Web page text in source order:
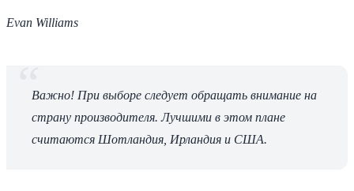
Evan Williams
Важно! При выборе следует обращать внимание на
страну производителя. Лучшими в этом плане
считаются Шотландия, Ирландия и США.